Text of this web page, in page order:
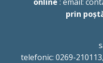
prin
telefonic: 0269-